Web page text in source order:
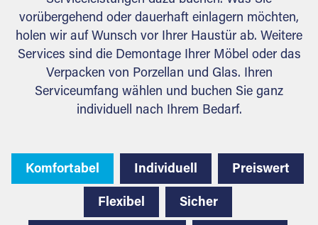
vorübergehend oder dauerhaft einlagern möchten,
holen wir auf Wunsch vor Ihrer Haustür ab. Weitere
Services sind die Demontage Ihrer Möbel oder das
Verpacken von Porzellan und Glas. Ihren
Serviceumfang wählen und buchen Sie ganz
individuell nach Ihrem Bedarf.
Komfortabel Individuell Preiswert
Flexibel Sicher